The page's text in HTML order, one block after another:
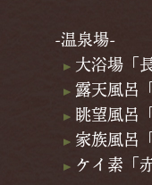
-温泉場-
大浴場「
露天風呂
眺望風呂
家族風呂
ケイ素「